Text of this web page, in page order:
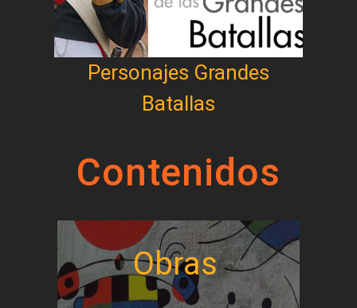
Personajes Grandes
Batallas
Contenidos
Obras